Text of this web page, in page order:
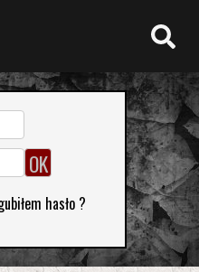
hasło ?